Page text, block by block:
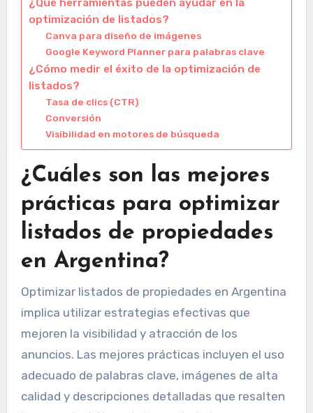
¿Qué herramientas pueden ayudar en la
optimización de listados?
Canva para diseño de imágenes
Google Keyword Planner para palabras clave
¿Cómo medir el éxito de la optimización de
listados?
Tasa de clics (CTR)
Conversión
Visibilidad en motores de búsqueda
¿Cuáles son las mejores
prácticas para optimizar
listados de propiedades
en Argentina?
Optimizar listados de propiedades en Argentina
implica utilizar estrategias efectivas que
mejoren la visibilidad y atracción de los
anuncios. Las mejores prácticas incluyen el uso
adecuado de palabras clave, imágenes de alta
calidad y descripciones detalladas que resalten